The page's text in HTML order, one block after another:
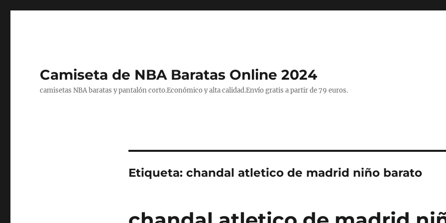
Camiseta de NBA Baratas Online 2024
camisetas NBA baratas y pantalón corto.Económico y alta calidad.Envío gratis a partir de 79 euros.
Etiqueta: chandal atletico de madrid niño barato